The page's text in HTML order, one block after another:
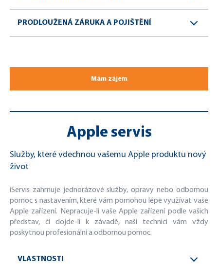
PRODLOUŽENÁ ZÁRUKA A POJIŠTĚNÍ
Mám zájem
Apple servis
Služby, které vdechnou vašemu Apple produktu nový
život
iServis zahrnuje jednorázové služby, opravy nebo odbornou
pomoc s nastavením, které vám pomohou lépe využívat vaše
Apple zařízení. Nepracuje-li vaše Apple zařízení podle vašich
představ, či dojde-li k závadě, naši technici vám vždy
poskytnou profesionální a odbornou pomoc.
VLASTNOSTI